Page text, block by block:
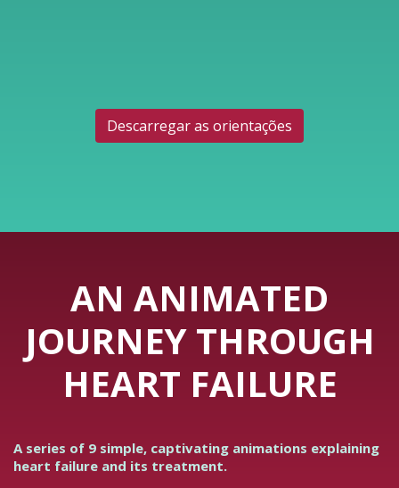
Descarregar as orientações
AN ANIMATED
JOURNEY THROUGH
HEART FAILURE
A series of 9 simple, captivating animations explaining
heart failure and its treatment.